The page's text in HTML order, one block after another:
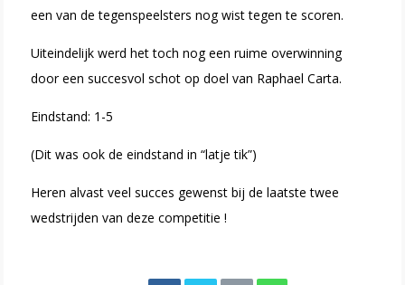
een van de tegenspeelsters nog wist tegen te scoren.
Uiteindelijk werd het toch nog een ruime overwinning
door een succesvol schot op doel van Raphael Carta.
Eindstand: 1-5
(Dit was ook de eindstand in “latje tik”)
Heren alvast veel succes gewenst bij de laatste twee
wedstrijden van deze competitie !